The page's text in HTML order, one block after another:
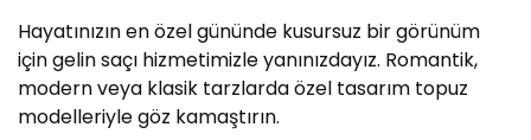
Hayatınızın en özel gününde kusursuz bir görünüm
için gelin saçı hizmetimizle yanınızdayız. Romantik,
modern veya klasik tarzlarda özel tasarım topuz
modelleriyle göz kamaştırın.